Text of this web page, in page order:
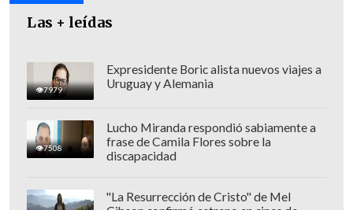
Las + leídas
7979
Expresidente Boric alista nuevos viajes a
Uruguay y Alemania
7508
Lucho Miranda respondió sabiamente a
frase de Camila Flores sobre la
discapacidad
"La Resurrección de Cristo" de Mel